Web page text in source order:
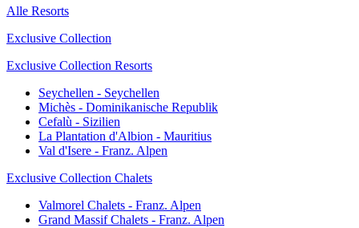
Alle Resorts
Exclusive Collection
Exclusive Collection Resorts
Seychellen - Seychellen
Michès - Dominikanische Republik
Cefalù - Sizilien
La Plantation d'Albion - Mauritius
Val d'Isere - Franz. Alpen
Exclusive Collection Chalets
Valmorel Chalets - Franz. Alpen
Grand Massif Chalets - Franz. Alpen